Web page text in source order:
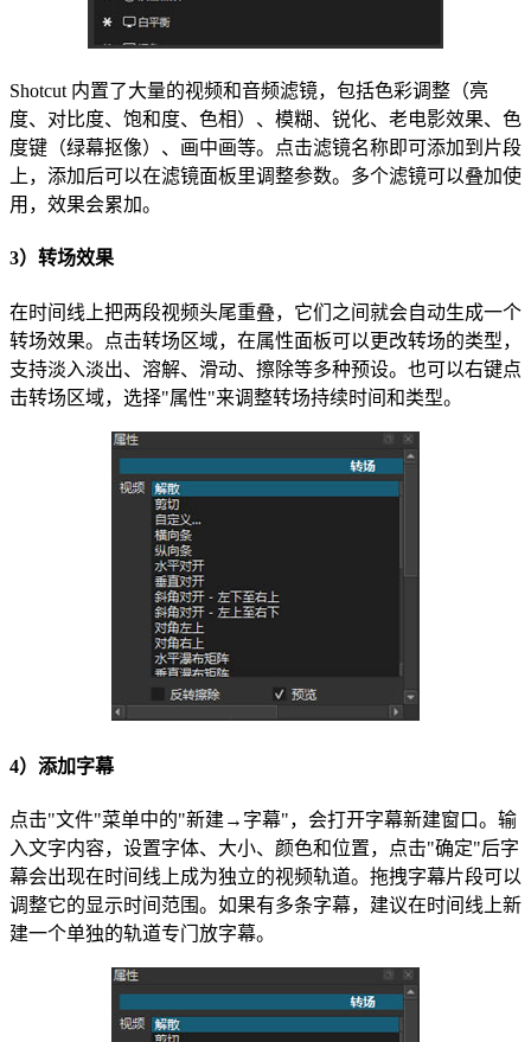
Shotcut 内置了大量的视频和音频滤镜，包括色彩调整（亮
度、对比度、饱和度、色相）、模糊、锐化、老电影效果、色
度键（绿幕抠像）、画中画等。点击滤镜名称即可添加到片段
上，添加后可以在滤镜面板里调整参数。多个滤镜可以叠加使
用，效果会累加。
3）转场效果
在时间线上把两段视频头尾重叠，它们之间就会自动生成一个
转场效果。点击转场区域，在属性面板可以更改转场的类型，
支持淡入淡出、溶解、滑动、擦除等多种预设。也可以右键点
击转场区域，选择"属性"来调整转场持续时间和类型。
4）添加字幕
点击"文件"菜单中的"新建→字幕"，会打开字幕新建窗口。输
入文字内容，设置字体、大小、颜色和位置，点击"确定"后字
幕会出现在时间线上成为独立的视频轨道。拖拽字幕片段可以
调整它的显示时间范围。如果有多条字幕，建议在时间线上新
建一个单独的轨道专门放字幕。